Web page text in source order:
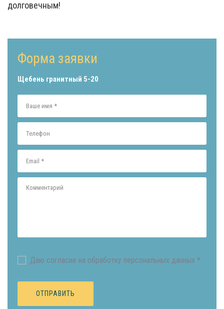
долговечным!
Форма заявки
Щебень гранитный 5-20
Даю согласие на обработку персональных данных *